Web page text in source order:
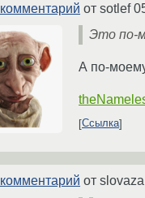
комментарий от sotlef
Это по-
А по-
Ссылка
комментарий от